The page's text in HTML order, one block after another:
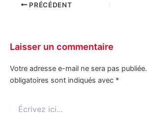
PRÉCÉDENT
Laisser un commentaire
Votre adresse e-mail ne sera pas publiée.
obligatoires sont indiqués avec *
ici…